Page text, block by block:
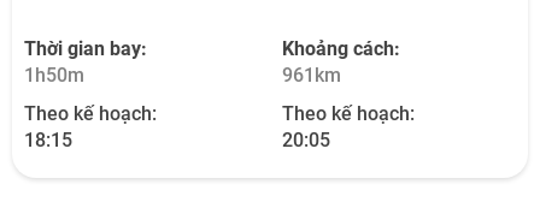
Thời gian bay:
1h50m
Khoảng cách:
961km
Theo kế hoạch:
18:15
Theo kế hoạch:
20:05